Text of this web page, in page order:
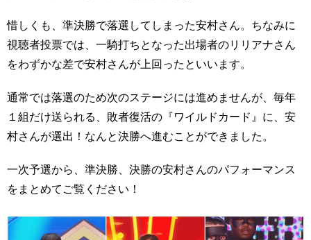
惜しくも、準決勝で落選してしまった安村さん。ちなみに
視聴者投票では、一騎打ちとなった出場者のリリアナさん
をわずかな差で安村さんが上回ったといいます。
通常では落選のため次のステージには進めませんが、毎年
１組だけ送られる、敗者復活の『ワイルドカード』に、安
村さんが選出！なんと決勝へ進むことができました。
一次予選から、準決勝、決勝の安村さんのパフォーマンス
をまとめてご覧ください！